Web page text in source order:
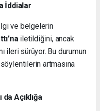
İddialar
ve belgelerin
iletildiğini, ancak
ileri sürüyor. Bu durumun
artmasına
Açıklığa